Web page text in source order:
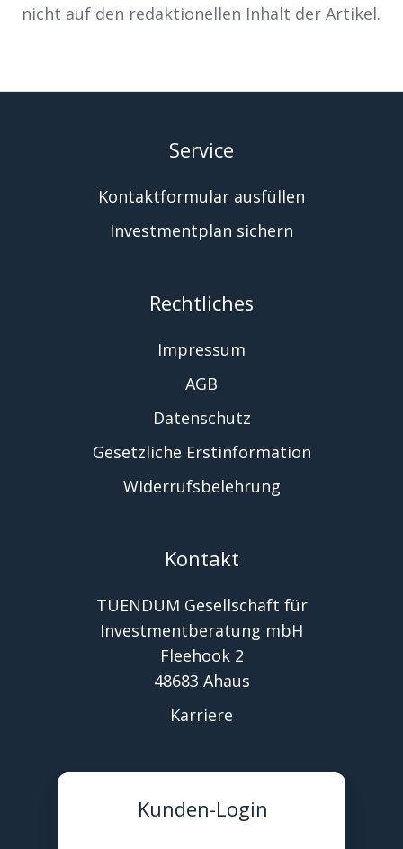
nicht auf den redaktionellen Inhalt der Artikel.
Service
Kontaktformular ausfüllen
Investmentplan sichern
Rechtliches
Impressum
AGB
Datenschutz
Gesetzliche Erstinformation
Widerrufsbelehrung
Kontakt
TUENDUM Gesellschaft für
Investmentberatung mbH
Fleehook 2
48683 Ahaus
Karriere
Kunden-Login